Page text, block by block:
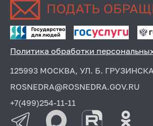
Политика обработки
125993 МОСКВА, УЛ. Б.
ROSNEDRA@ROSNEDRA.GOV.RU
+7(499)254-11-11